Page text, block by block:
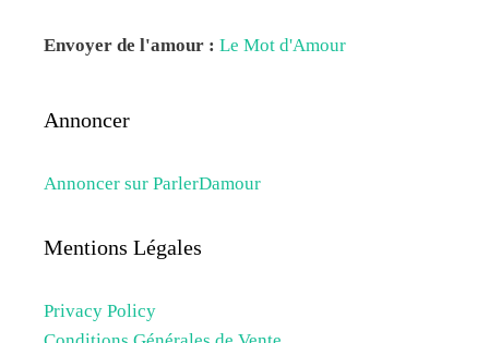
Envoyer de l'amour : Le Mot d'Amour
Annoncer
Annoncer sur ParlerDamour
Mentions Légales
Privacy Policy